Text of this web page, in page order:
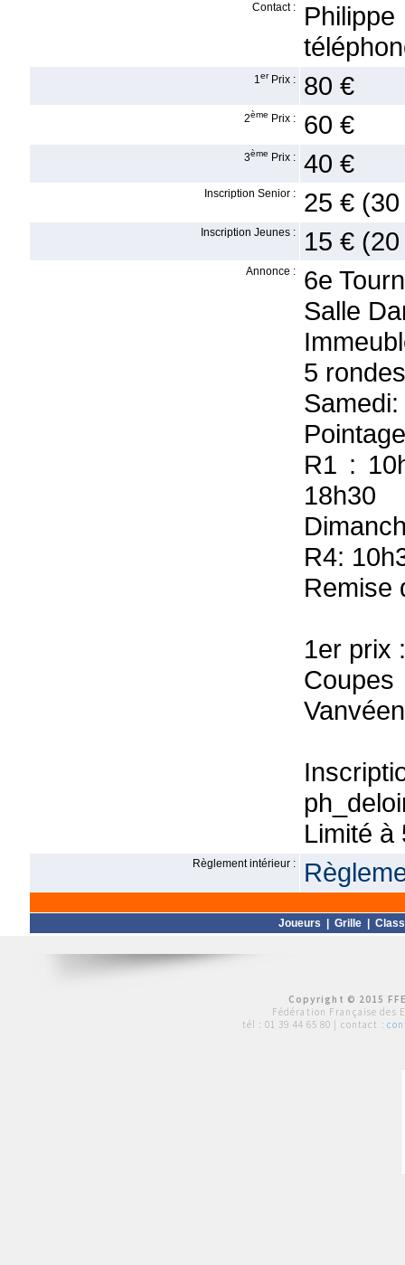
Contact :
1er Prix : 80 €
2ème Prix : 60 €
3ème Prix : 40 €
Inscription Senior : 25 €
Inscription Jeunes : 15 €
Annonce :
6e
Salle
5
Samedi:
R1 :
18h30
R4:
Remise
1er prix
Limité à
Règlement intérieur :
Joueurs Grille
Copyright © 2015
Fédération Française des
tél : 01 39 44 65 80 | contact :